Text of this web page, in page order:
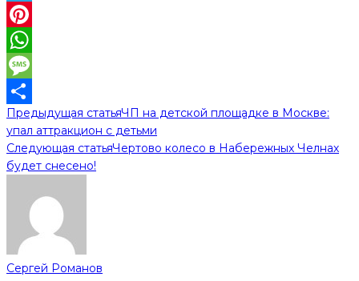
Telegram
Pinterest
WhatsApp
Message
Отправить
Предыдущая статьяЧП на детской площадке в Москве:
упал аттракцион с детьми
Следующая статьяЧертово колесо в Набережных Челнах
будет снесено!
Сергей Романов